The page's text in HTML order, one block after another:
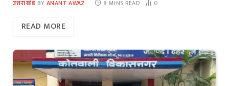
उत्तराखंड BY ANANT AWAZ 8 MINS READ 0
READ MORE